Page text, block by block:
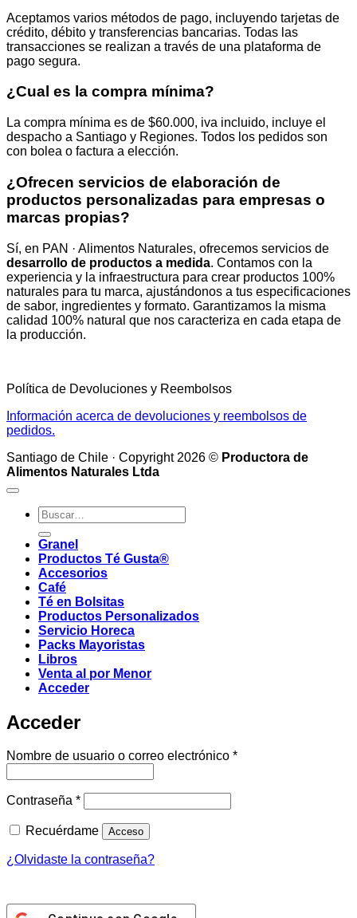
Aceptamos varios métodos de pago, incluyendo tarjetas de
crédito, débito y transferencias bancarias. Todas las
transacciones se realizan a través de una plataforma de
pago segura.
¿Cual es la compra mínima?
La compra mínima es de $60.000, iva incluido, incluye el
despacho a Santiago y Regiones. Todos los pedidos son
con bolea o factura a elección.
¿Ofrecen servicios de elaboración de
productos personalizadas para empresas o
marcas propias?
Sí, en PAN · Alimentos Naturales, ofrecemos servicios de
desarrollo de productos a medida. Contamos con la
experiencia y la infraestructura para crear productos 100%
naturales para tu marca, ajustándonos a tus especificaciones
de sabor, ingredientes y formato. Garantizamos la misma
calidad 100% natural que nos caracteriza en cada etapa de
la producción.
Política de Devoluciones y Reembolsos
Información acerca de devoluciones y reembolsos de
pedidos.
Santiago de Chile · Copyright 2026 © Productora de
Alimentos Naturales Ltda
Buscar
por:
Granel
Productos Té Gusta®
Accesorios
Café
Té en Bolsitas
Productos Personalizados
Servicio Horeca
Packs Mayoristas
Libros
Venta al por Menor
Acceder
Acceder
Nombre de usuario o correo electrónico *Obligatorio
Contraseña *Obligatorio
Recuérdame Acceso
¿Olvidaste la contraseña?